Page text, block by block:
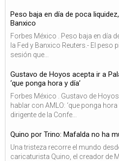
Peso baja en día de poca
Banxico
Forbes México . Peso baja en día
la Fed y Banxico Reuters.- El peso
sesión que...
Gustavo de Hoyos acepta ir a
‘que ponga hora y día’
Forbes México . Gustavo de
hablar con AMLO: ‘que ponga
dirigente de la Confe...
Quino por Trino: Mafalda no ha
Una tristeza recorre el mundo
caricaturista Quino, el creador de